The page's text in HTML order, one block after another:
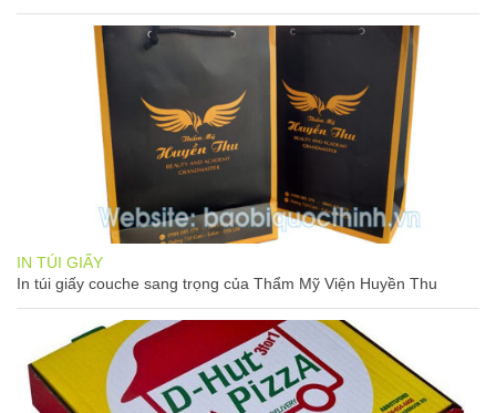
IN TÚI GIẤY
In túi giấy couche sang trọng của Thẩm Mỹ Viện Huyền Thu